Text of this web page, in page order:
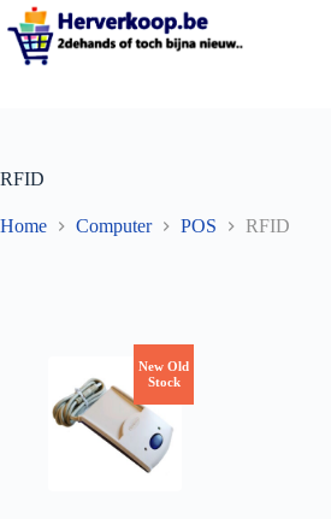
RFID
Home Computer POS RFID
New Old
Stock